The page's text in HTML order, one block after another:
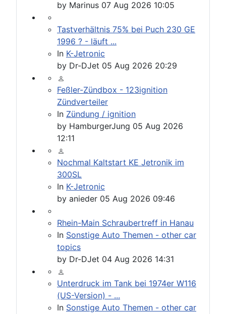
by Marinus 07 Aug 2026 10:05
Tastverhältnis 75% bei Puch 230 GE
1996 ? - läuft ...
In K-Jetronic
by Dr-DJet 05 Aug 2026 20:29
Feßler-Zündbox - 123ignition
Zündverteiler
In Zündung / ignition
by HamburgerJung 05 Aug 2026
12:11
Nochmal Kaltstart KE Jetronik im
300SL
In K-Jetronic
by anieder 05 Aug 2026 09:46
Rhein-Main Schraubertreff in Hanau
In Sonstige Auto Themen - other car
topics
by Dr-DJet 04 Aug 2026 14:31
Unterdruck im Tank bei 1974er W116
(US-Version) - ...
In Sonstige Auto Themen - other car